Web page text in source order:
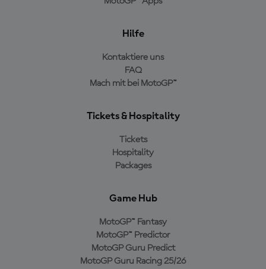
Hilfe
Kontaktiere uns
FAQ
Mach mit bei MotoGP™
Tickets & Hospitality
Tickets
Hospitality
Packages
Game Hub
MotoGP™ Fantasy
MotoGP™ Predictor
MotoGP Guru Predict
MotoGP Guru Racing 25/26